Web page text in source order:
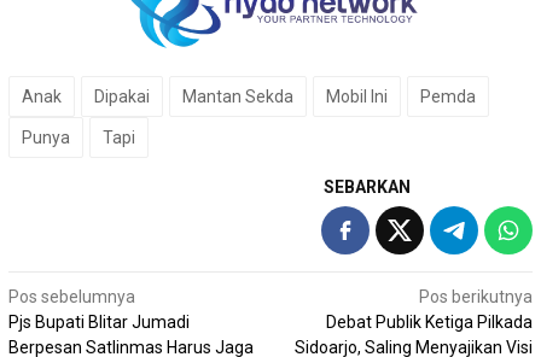
Anak Dipakai Mantan Sekda Mobil Ini Pemda
Punya Tapi
SEBARKAN
Navigasi
pos
Pos sebelumnya
Pjs Bupati Blitar Jumadi
Berpesan Satlinmas Harus Jaga
Pos berikutnya
Debat Publik Ketiga Pilkada
Sidoarjo, Saling Menyajikan Visi